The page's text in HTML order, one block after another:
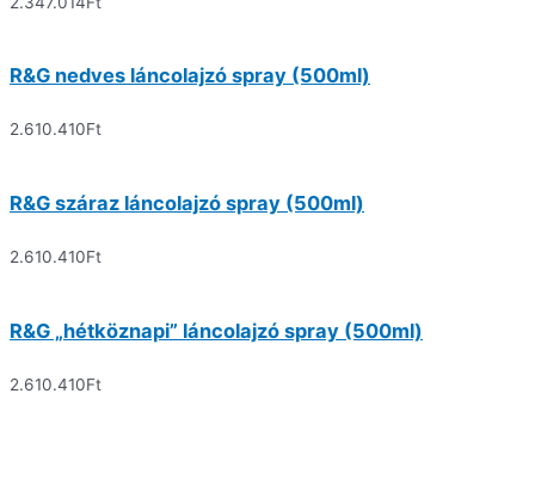
R&G nedves láncolajzó spray (500ml)
2.610.410Ft
R&G száraz láncolajzó spray (500ml)
2.610.410Ft
R&G „hétköznapi” láncolajzó spray (500ml)
2.610.410Ft